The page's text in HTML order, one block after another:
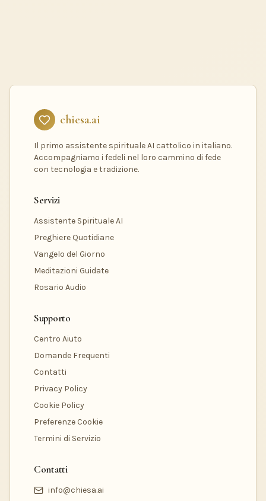
chiesa.ai
Il primo assistente spirituale AI cattolico in italiano.
Accompagniamo i fedeli nel loro cammino di fede
con tecnologia e tradizione.
Servizi
Assistente Spirituale AI
Preghiere Quotidiane
Vangelo del Giorno
Meditazioni Guidate
Rosario Audio
Supporto
Centro Aiuto
Domande Frequenti
Contatti
Privacy Policy
Cookie Policy
Preferenze Cookie
Termini di Servizio
Contatti
info@chiesa.ai